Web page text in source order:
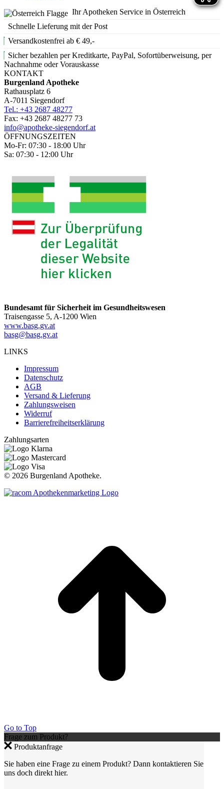
Ihr Apotheken Service in Österreich
Schnelle Lieferung mit der Post
Versandkostenfrei ab € 49,-
Sicher bezahlen per Kreditkarte, PayPal, Sofortüberweisung, per
Nachnahme oder Vorauskasse
KONTAKT
Burgenland Apotheke
Rathausplatz 6
A-7011 Siegendorf
Tel.: +43 2687 48277
Fax: +43 2687 48277 73
info@apotheke-siegendorf.at
ÖFFNUNGSZEITEN
Mo-Fr: 07:30 - 18:00 Uhr
Sa: 07:30 - 12:00 Uhr
Bundesamt für Sicherheit im Gesundheitswesen
Traisengasse 5, A-1200 Wien
www.basg.gv.at
basg@basg.gv.at
LINKS
Impressum
Datenschutz
AGB
Versand & Lieferung
Zahlungsweisen
Widerruf
Barrierefreiheitserklärung
Zahlungsarten
© 2026 Burgenland Apotheke.
Go to Top
Frage zum Produkt?
Produktanfrage
Sie haben eine Frage zu einem Produkt? Dann kontaktieren Sie
uns doch direkt hier.